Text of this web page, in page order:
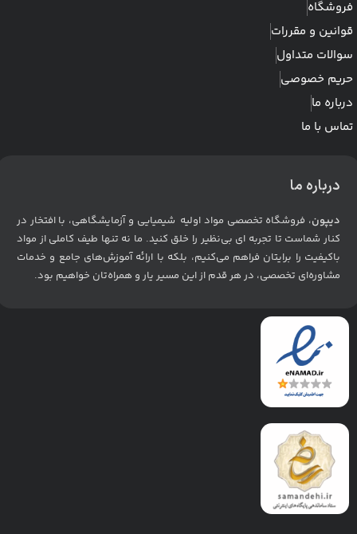
فروشگاه
قوانین و مقررات
سوالات متداول
حریم خصوصی
درباره ما
تماس با ما
درباره ما
دیپون، فروشگاه تخصصی مواد اولیه شیمیایی و آزمایشگاهی، با افتخار در
کنار شماست تا تجربه ای بی‌نظیر را خلق کنید. ما نه تنها طیف کاملی از مواد
باکیفیت را برایتان فراهم می‌کنیم، بلکه با ارائه آموزش‌های جامع و خدمات
مشاوره‌ای تخصصی، در هر قدم از این مسیر یار و همراه‌تان خواهیم بود.